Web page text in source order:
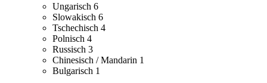
Ungarisch 6
Slowakisch 6
Tschechisch 4
Polnisch 4
Russisch 3
Chinesisch / Mandarin 1
Bulgarisch 1